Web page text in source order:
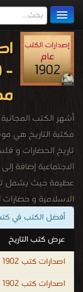
مكتبة الكتب
المكتبات
يُقرأ حالياً
اضف كتاب
أشهر الكتب المجانية
مكتبة التاريخ هي
تاريخ الحضارات و
الاجتماعية إضافة
عظيمة حيث يشمل
الاسلامية و
أحداث تاريخية
على تاريخ و عادات و
السمات التى كانت
الحضارات شرقية
توثيق و تسجيل كل
أفضل الكتب في
عرض كتب التاريخ
اصدارات كتب 1902 في كتب تقنية المعلومات
اصدارات كتب 1902 في كتب التاريخ